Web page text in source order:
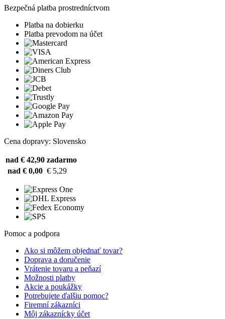
Bezpečná platba prostredníctvom
Platba na dobierku
Platba prevodom na účet
Cena dopravy: Slovensko
nad € 42,90 zadarmo
nad € 0,00 € 5,29
Pomoc a podpora
Ako si môžem objednať tovar?
Doprava a doručenie
Vrátenie tovaru a peňazí
Možnosti platby
Akcie a poukážky
Potrebujete ďalšiu pomoc?
Firemní zákazníci
Môj zákaznícky účet